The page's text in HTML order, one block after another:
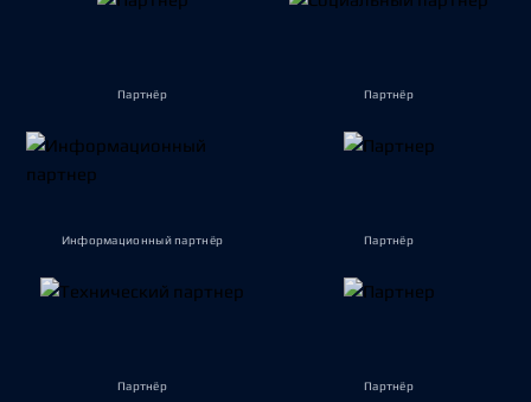
Партнёр Партнёр
Информационный партнёр Партнёр
Партнёр Партнёр